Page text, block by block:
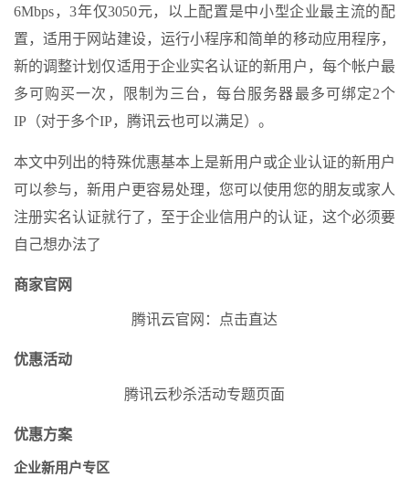
6Mbps，3年仅3050元，以上配置是中小型企业最主流的配
置，适用于网站建设，运行小程序和简单的移动应用程序，
新的调整计划仅适用于企业实名认证的新用户，每个帐户最
多可购买一次，限制为三台，每台服务器最多可绑定2个
IP（对于多个IP，腾讯云也可以满足）。
本文中列出的特殊优惠基本上是新用户或企业认证的新用户
可以参与，新用户更容易处理，您可以使用您的朋友或家人
注册实名认证就行了，至于企业信用户的认证，这个必须要
自己想办法了
商家官网
腾讯云官网：点击直达
优惠活动
腾讯云秒杀活动专题页面
优惠方案
企业新用户专区